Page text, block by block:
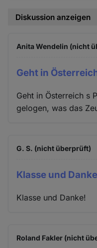
Diskussion anzeigen
Anita Wendelin (nicht
Geht in
Geht in Österreich s
gelogen, was das
G. S. (nicht überprüft)
Klasse und
Klasse und Danke!
Roland Fakler (nicht